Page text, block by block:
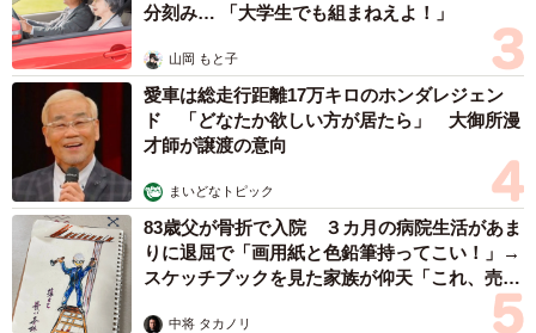
分刻み… 「大学生でも組まねえよ！」
山岡 もと子
愛車は総走行距離17万キロのホンダレジェン
ド 「どなたか欲しい方が居たら」 大御所漫
才師が譲渡の意向
まいどなトピック
83歳父が骨折で入院 ３カ月の病院生活があま
りに退屈で「画用紙と色鉛筆持ってこい！」→
スケッチブックを見た家族が仰天「これ、売れ
中将 タカノリ